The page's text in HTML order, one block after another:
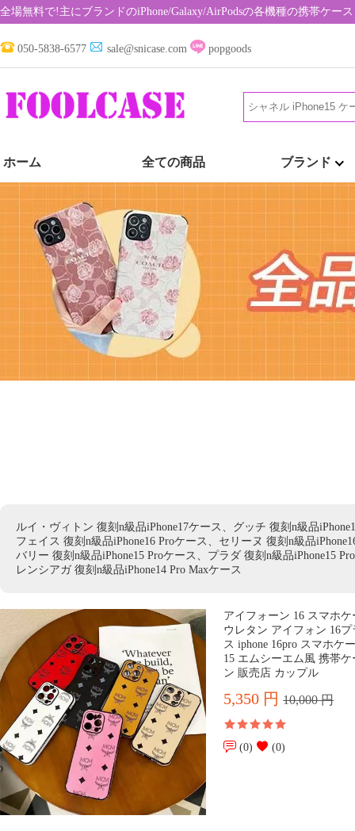
全場無料で!主にブランドのiPhone/Galaxy/AirPodsの各機種の携帯ケー
050-5838-6577 sale@snicase.com popgoods
ホーム 全ての商品 ブランド
ルイ・ヴィトン 復刻n級品iPhone17ケース、グッチ 復刻n級品
フェイス 復刻n級品iPhone16 Proケース、セリーヌ 復刻n級品
バリー 復刻n級品iPhone15 Proケース、プラダ 復刻n級品iPhone15
レンシアガ 復刻n級品iPhone14 Pro Maxケース
アイフォーン 16 スマホ
ウレタン アイフォン 16
ス iphone 16pro スマホケ
15 エムシーエム風 携帯
ン 販売店 カップル
5,350 円10,000 円
(0) (0)